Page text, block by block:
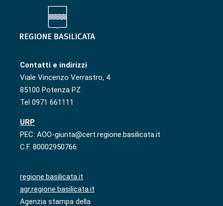
Contatti e indirizzi
Viale Vincenzo Verrastro, 4
85100 Potenza PZ
Tel 0971 661111
URP
PEC: AOO-giunta@cert.regione.basilicata.it
C.F. 80002950766
regione.basilicata.it
agr.regione.basilicata.it
Agenzia stampa della